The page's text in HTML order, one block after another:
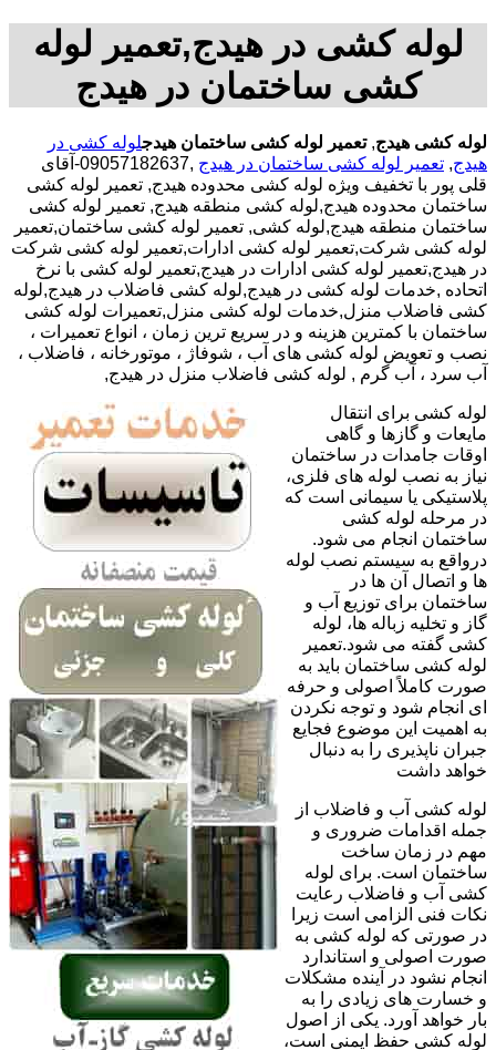
لوله کشی در هیدج,تعمیر لوله
کشی ساختمان در هیدج
لوله کشی هیدج,تعمیر لوله کشی ساختمان هیدجلوله کشی در
هیدج, تعمیر لوله کشی ساختمان در هیدج
,09057182637-آقای
قلی پور با تخفیف ویژه لوله کشی محدوده هیدج, تعمیر لوله کشی
ساختمان محدوده هیدج,لوله کشی منطقه هیدج, تعمیر لوله کشی
ساختمان منطقه هیدج,لوله کشی, تعمیر لوله کشی ساختمان,تعمیر
لوله کشی شرکت,تعمیر لوله کشی ادارات,تعمیر لوله کشی شرکت
در هیدج,تعمیر لوله کشی ادارات در هیدج,تعمیر لوله کشی با نرخ
اتحاده ,خدمات لوله کشی در هیدج,لوله کشی فاضلاب در هیدج,لوله
کشی فاضلاب منزل,خدمات لوله کشی منزل,تعمیرات لوله کشی
ساختمان با کمترین هزینه و در سریع ترین زمان ، انواع تعمیرات ،
نصب و تعویض لوله کشی های آب ، شوفاژ ، موتورخانه ، فاضلاب ،
آب سرد ، آب گرم , لوله کشی فاضلاب منزل در هیدج,
لوله کشی برای انتقال
مایعات و گازها و گاهی
اوقات جامدات در ساختمان
نیاز به نصب لوله های فلزی،
پلاستیکی یا سیمانی است که
در مرحله لوله کشی
ساختمان انجام می شود.
درواقع به سیستم نصب لوله
ها و اتصال آن ها در
ساختمان برای توزیع آب و
گاز و تخلیه زباله ها، لوله
کشی گفته می شود.تعمیر
لوله کشی ساختمان باید به
صورت کاملاً اصولی و حرفه
ای انجام شود و توجه نکردن
به اهمیت این موضوع فجایع
جبران ناپذیری را به دنبال
خواهد داشت
لوله کشی آب و فاضلاب از
جمله اقدامات ضروری و
مهم در زمان ساخت
ساختمان است. برای لوله
کشی آب و فاضلاب رعایت
نکات فنی الزامی است زیرا
در صورتی که لوله کشی به
صورت اصولی و استاندارد
انجام نشود در آینده مشکلات
و خسارت های زیادی را به
بار خواهد آورد. یکی از اصول
لوله کشی حفظ ایمنی است،